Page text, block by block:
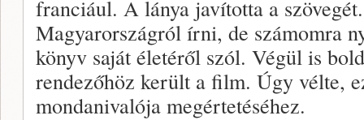
franciául. A lánya javította a
Magyarországról írni, de számomra
könyv saját életéről szól. Végül is
rendezőhöz került a film. Úgy vélte,
mondanivalója megértetéséhez.